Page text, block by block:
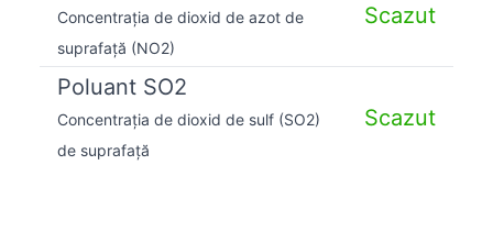
Concentrația de dioxid de azot de
suprafață (NO2)
Scazut
Poluant SO2
Concentrația de dioxid de sulf (SO2)
de suprafață
Scazut